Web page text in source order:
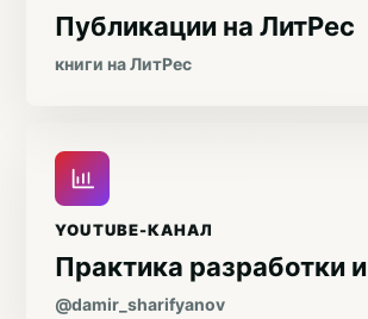
Публикации на ЛитРес
книги на ЛитРес
YOUTUBE-КАНАЛ
Практика разработки и
@damir_sharifyanov